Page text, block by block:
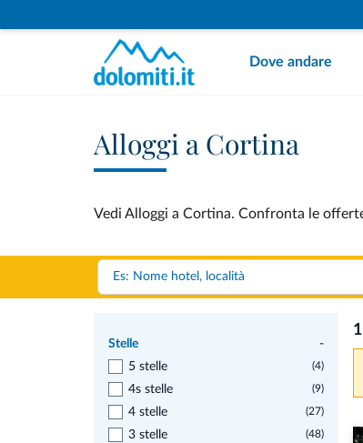
Dove andare
Alloggi a Cortina
Vedi Alloggi a Cortina. Confronta le
Stelle
-
5 stelle
(4)
4s stelle (9)
4 stelle (27)
3 stelle (48)